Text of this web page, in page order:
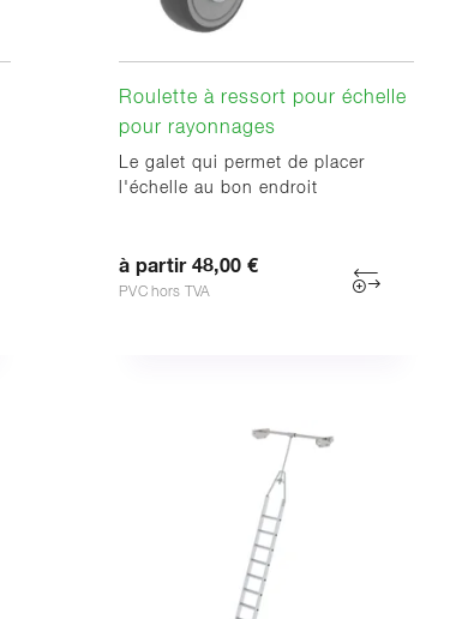
Roulette à ressort pour échelle
pour rayonnages
Le galet qui permet de placer
l'échelle au bon endroit
à partir 48,00 €
PVC hors TVA